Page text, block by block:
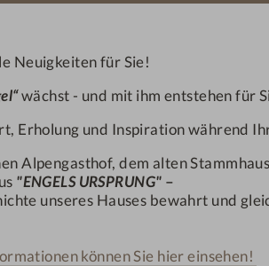
Neuigkeiten für Sie!
wächst - und mit ihm entstehen für
Erholung und Inspiration während
Alpengasthof, dem alten
"ENGELS URSPRUNG" –
unseres Hauses bewahrt und
können Sie hier einsehen!
Golfplatz gelegen
Blick auf den neuen Anbau.
live.
der Zeit vom 02.04.2026 bis
und Nacht jeweils ein
Bar und im Engel-SPA.